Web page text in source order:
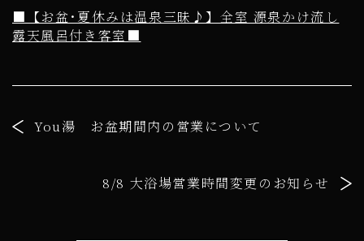
■【お盆･夏休みは温泉三昧♪】全室 源泉かけ流し
露天風呂付き客室■
You湯 お盆期間内の営業について
8/8 大浴場営業時間変更のお知らせ